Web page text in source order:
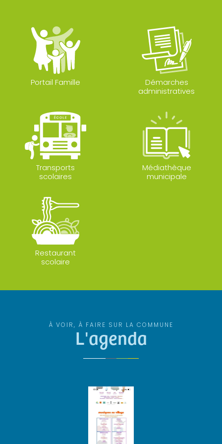
Portail Famille
Démarches
administratives
Transports
scolaires
Médiathèque
municipale
Restaurant
scolaire
À VOIR, À FAIRE SUR LA COMMUNE
L'agenda